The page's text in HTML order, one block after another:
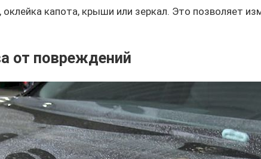
капота, крыши или зеркал. Это позволяет
от повреждений